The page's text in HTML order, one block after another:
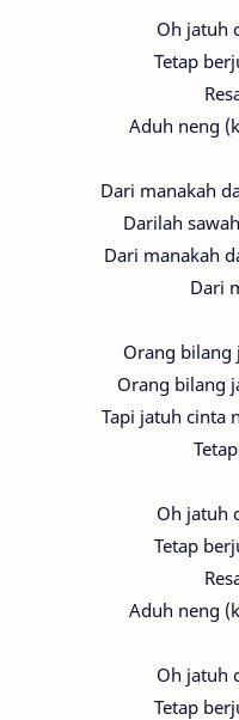
Oh jatuh
Tetap
Aduh neng
Dari manakah
Darilah
Dari manakah
Dari
Orang bilang
Orang bilang
Tapi jatuh cinta
Oh jatuh
Tetap
Aduh neng
Oh jatuh
Tetap